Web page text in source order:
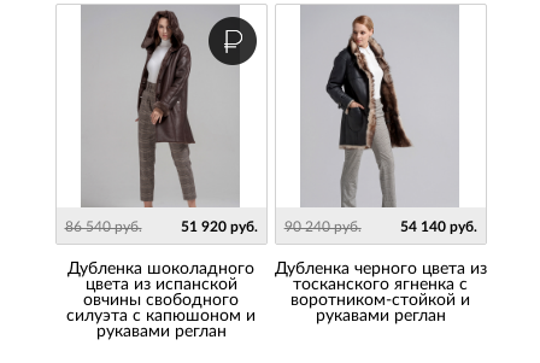
86 540 руб. 51 920 руб.
Дубленка шоколадного
цвета из испанской
овчины свободного
силуэта с капюшоном и
рукавами реглан
90 240 руб. 54 140 руб.
Дубленка черного цвета из
тосканского ягненка с
воротником-стойкой и
рукавами реглан